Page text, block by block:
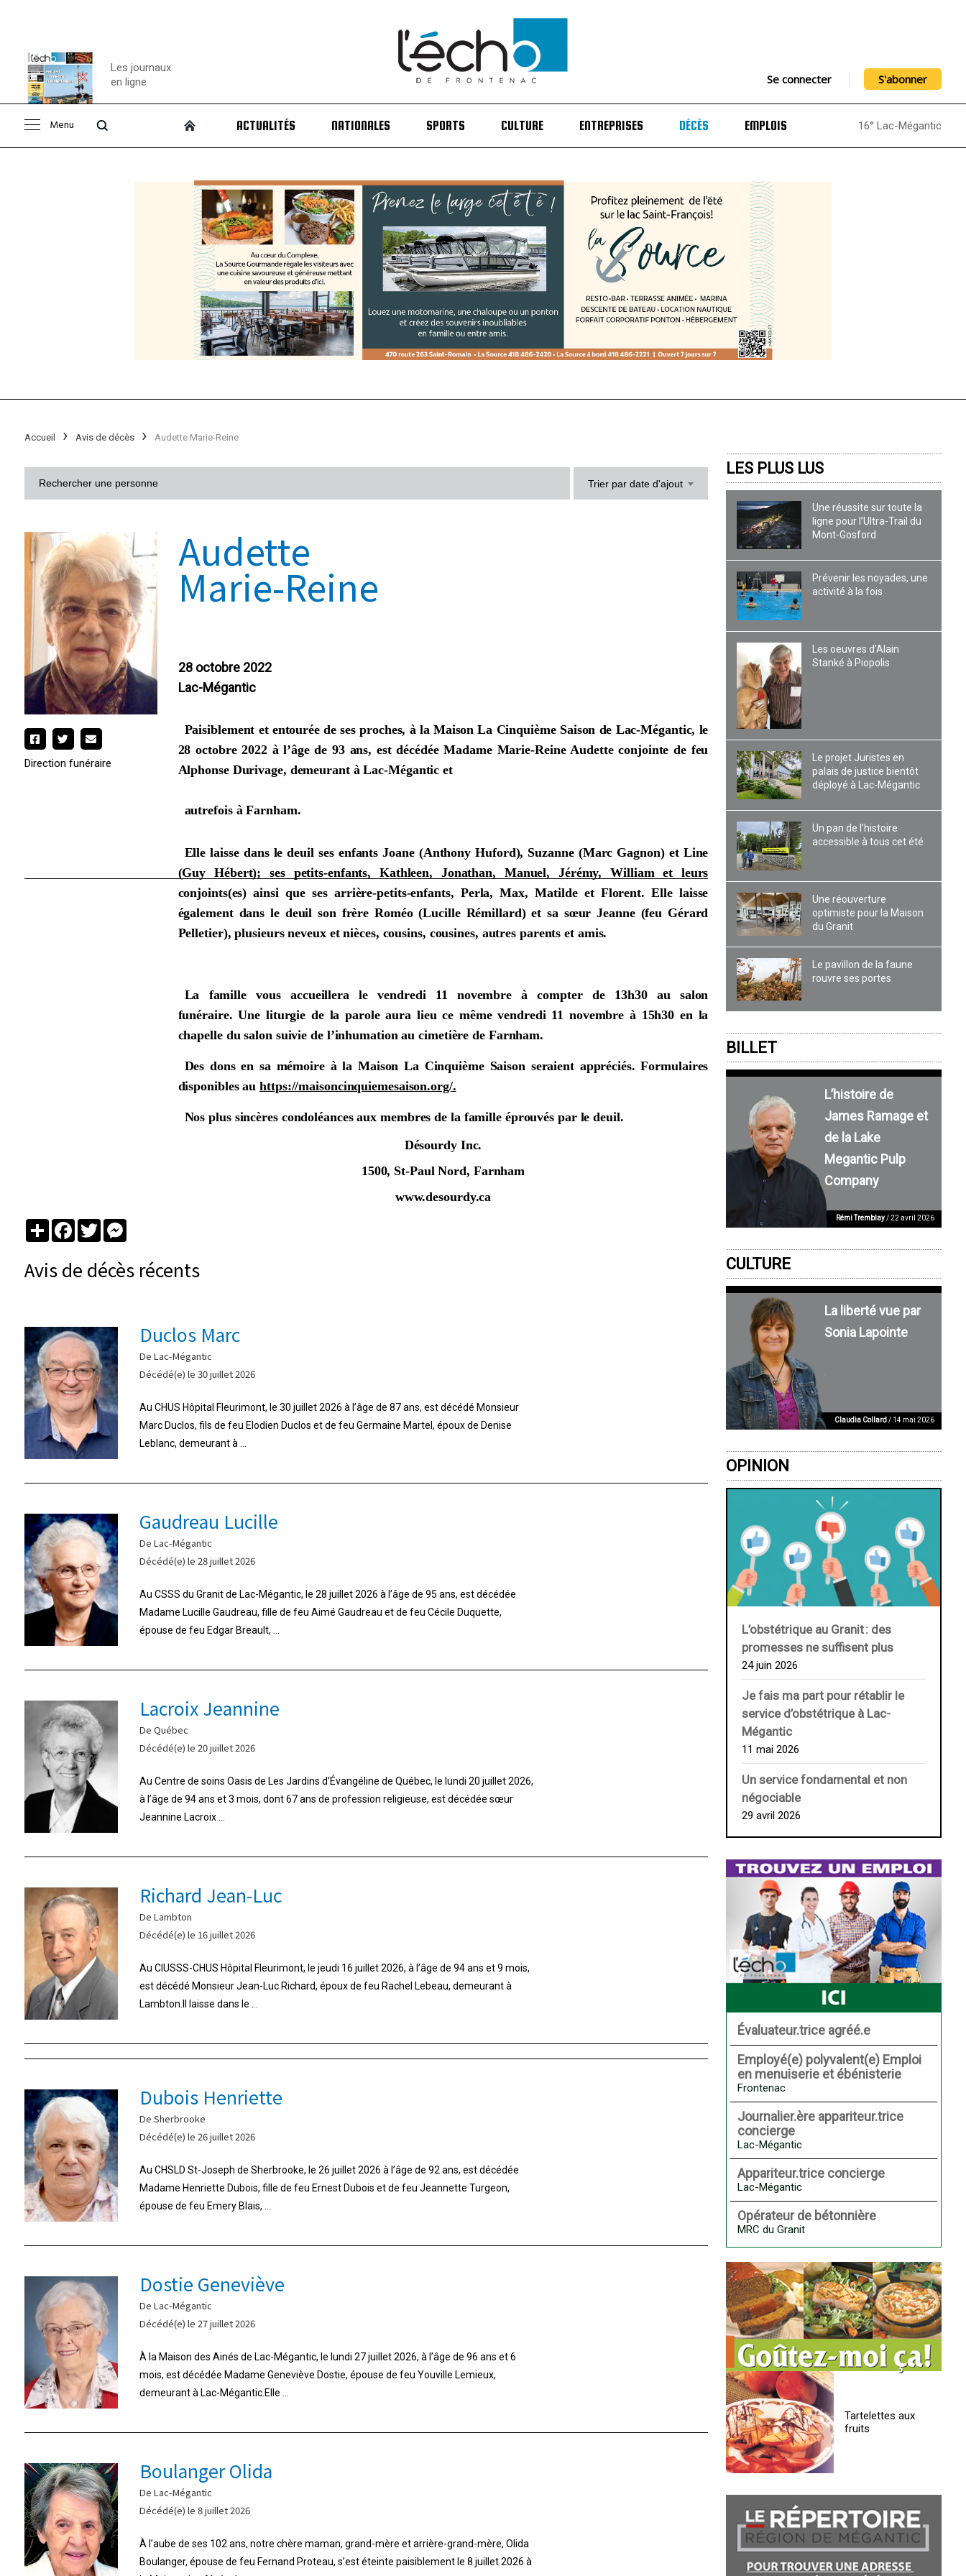
Consulter le
Les journaux
en ligne
Se connecter S'abonner
Menu ACTUALITÉS NATIONALES SPORTS CULTURE ENTREPRISES DÉCÈS EMPLOIS 16° Lac-Mégantic
Accueil Avis de décès Audette Marie-Reine
Trier par date d'ajout
Direction funéraire
Audette
Marie-Reine
28 octobre 2022
Lac-Mégantic
Paisiblement et entourée de ses proches, à la Maison La Cinquième Saison de Lac-Mégantic, le
28 octobre 2022 à l’âge de 93 ans, est décédée Madame Marie-Reine Audette conjointe de feu
Alphonse Durivage, demeurant à Lac-Mégantic et
autrefois à Farnham.
Elle laisse dans le deuil ses enfants Joane (Anthony Huford), Suzanne (Marc Gagnon) et Line
(Guy Hébert); ses petits-enfants, Kathleen, Jonathan, Manuel, Jérémy, William et leurs
conjoints(es) ainsi que ses arrière-petits-enfants, Perla, Max, Matilde et Florent. Elle laisse
également dans le deuil son frère Roméo (Lucille Rémillard) et sa sœur Jeanne (feu Gérard
Pelletier), plusieurs neveux et nièces, cousins, cousines, autres parents et amis.
La famille vous accueillera le vendredi 11 novembre à compter de 13h30 au salon
funéraire. Une liturgie de la parole aura lieu ce même vendredi 11 novembre à 15h30 en la
chapelle du salon suivie de l’inhumation au cimetière de Farnham.
Des dons en sa mémoire à la Maison La Cinquième Saison seraient appréciés. Formulaires
disponibles auhttps://maisoncinquiemesaison.org/.
Nos plus sincères condoléances aux membres de la famille éprouvés par le deuil.
Désourdy Inc.
1500, St-Paul Nord, Farnham
www.desourdy.ca
PartagerFacebook
TwitterMessenger
Avis de décès récents
Duclos Marc
De Lac-Mégantic
Décédé(e) le 30 juillet 2026
Au CHUS Hôpital Fleurimont, le 30 juillet 2026 à l’âge de 87 ans, est décédé Monsieur
Marc Duclos, fils de feu Elodien Duclos et de feu Germaine Martel, époux de Denise
Leblanc, demeurant à ...
Gaudreau Lucille
De Lac-Mégantic
Décédé(e) le 28 juillet 2026
Au CSSS du Granit de Lac-Mégantic, le 28 juillet 2026 à l’âge de 95 ans, est décédée
Madame Lucille Gaudreau, fille de feu Aimé Gaudreau et de feu Cécile Duquette,
épouse de feu Edgar Breault, ...
Lacroix Jeannine
De Québec
Décédé(e) le 20 juillet 2026
Au Centre de soins Oasis de Les Jardins d’Évangéline de Québec, le lundi 20 juillet 2026,
à l’âge de 94 ans et 3 mois, dont 67 ans de profession religieuse, est décédée sœur
Jeannine Lacroix ...
Richard Jean-Luc
De Lambton
Décédé(e) le 16 juillet 2026
Au CIUSSS-CHUS Hôpital Fleurimont, le jeudi 16 juillet 2026, à l’âge de 94 ans et 9 mois,
est décédé Monsieur Jean-Luc Richard, époux de feu Rachel Lebeau, demeurant à
Lambton.Il laisse dans le ...
Dubois Henriette
De Sherbrooke
Décédé(e) le 26 juillet 2026
Au CHSLD St-Joseph de Sherbrooke, le 26 juillet 2026 à l’âge de 92 ans, est décédée
Madame Henriette Dubois, fille de feu Ernest Dubois et de feu Jeannette Turgeon,
épouse de feu Emery Blais, ...
Dostie Geneviève
De Lac-Mégantic
Décédé(e) le 27 juillet 2026
À la Maison des Ainés de Lac-Mégantic, le lundi 27 juillet 2026, à l’âge de 96 ans et 6
mois, est décédée Madame Geneviève Dostie, épouse de feu Youville Lemieux,
demeurant à Lac-Mégantic.Elle ...
Boulanger Olida
De Lac-Mégantic
Décédé(e) le 8 juillet 2026
À l’aube de ses 102 ans, notre chère maman, grand-mère et arrière-grand-mère, Olida
Boulanger, épouse de feu Fernand Proteau, s’est éteinte paisiblement le 8 juillet 2026 à
LES PLUS LUS
Une réussite sur toute la
ligne pour l’Ultra-Trail du
Mont-Gosford
Prévenir les noyades, une
activité à la fois
Les oeuvres d’Alain
Stanké à Piopolis
Le projet Juristes en
palais de justice bientôt
déployé à Lac-Mégantic
Un pan de l’histoire
accessible à tous cet été
Une réouverture
optimiste pour la Maison
du Granit
Le pavillon de la faune
rouvre ses portes
BILLET
L’histoire de
James Ramage et
de la Lake
Megantic Pulp
Company
Rémi Tremblay/ 22 avril 2026
CULTURE
La liberté vue par
Sonia Lapointe
Claudia Collard/ 14 mai 2026
OPINION
L’obstétrique au ­Granit : des
promesses ne suffisent plus
24 juin 2026
Je fais ma part pour rétablir le
service d’obstétrique à Lac-
Mégantic
11 mai 2026
Un service fondamental et non
négociable
29 avril 2026
Évaluateur.trice agréé.e
Employé(e) polyvalent(e) Emploi
en menuiserie et ébénisterie
Frontenac
Journalier.ère appariteur.trice
concierge
Lac-Mégantic
Appariteur.trice concierge
Lac-Mégantic
Opérateur de bétonnière
MRC du Granit
Tartelettes aux
fruits